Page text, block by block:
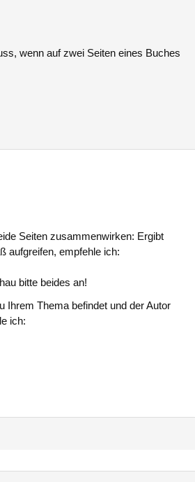
wenn auf zwei Seiten eines Buches
Seiten zusammenwirken: Ergibt
aufgreifen, empfehle ich:
bitte beides an!
Ihrem Thema befindet und der Autor
ich: